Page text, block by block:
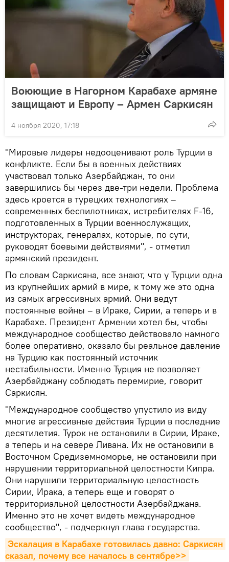
Воюющие в Нагорном Карабахе армяне
защищают и Европу – Армен Саркисян
4 ноября 2020, 17:18
"Мировые лидеры недооценивают роль Турции в
конфликте. Если бы в военных действиях
участвовал только Азербайджан, то они
завершились бы через две-три недели. Проблема
здесь кроется в турецких технологиях –
современных беспилотниках, истребителях F-16,
подготовленных в Турции военнослужащих,
инструкторах, генералах, которые, по сути,
руководят боевыми действиями", - отметил
армянский президент.
По словам Саркисяна, все знают, что у Турции одна
из крупнейших армий в мире, к тому же это одна
из самых агрессивных армий. Они ведут
постоянные войны – в Ираке, Сирии, а теперь и в
Карабахе. Президент Армении хотел бы, чтобы
международное сообщество действовало намного
более оперативно, оказало бы реальное давление
на Турцию как постоянный источник
нестабильности. Именно Турция не позволяет
Азербайджану соблюдать перемирие, говорит
Саркисян.
"Международное сообщество упустило из виду
многие агрессивные действия Турции в последние
десятилетия. Турок не остановили в Сирии, Ираке,
а теперь и на севере Ливана. Их не остановили в
Восточном Средиземноморье, не остановили при
нарушении территориальной целостности Кипра.
Они нарушили территориальную целостность
Сирии, Ирака, а теперь еще и говорят о
территориальной целостности Азербайджана.
Именно это не хочет видеть международное
сообщество", - подчеркнул глава государства.
Эскалация в Карабахе готовилась давно: Саркисян
сказал, почему все началось в сентябре>>